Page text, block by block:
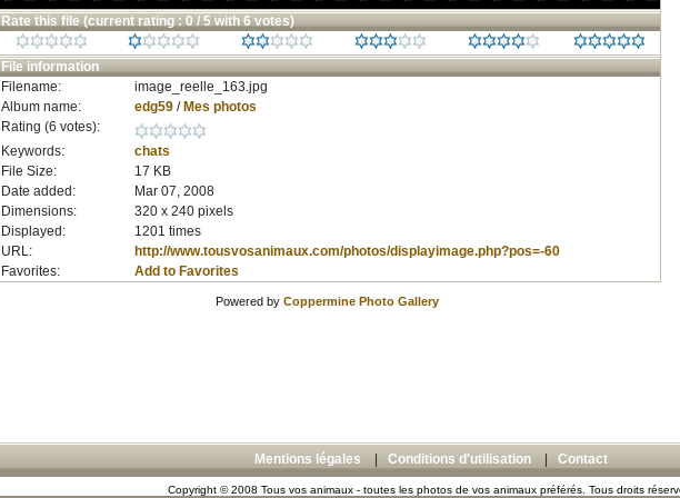
Rate this file (current rating : 0 / 5 with 6 votes)
File information
Filename:
image_reelle_163.jpg
Album name:
edg59/ Mes photos
Rating (6 votes):
Keywords:
chats
File Size:
17 KB
Date added:
Mar 07, 2008
Dimensions:
320 x 240 pixels
Displayed:
1201 times
URL:
http://www.tousvosanimaux.com/photos/displayimage.php?pos=-60
Favorites:
Add to Favorites
Powered by Coppermine Photo Gallery
Mentions légales Conditions d'utilisation Contact
Copyright © 2008 Tous vos animaux - toutes les photos de vos animaux préférés. Tous droits